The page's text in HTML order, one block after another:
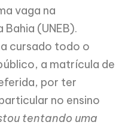
vaga na
(UNEB).
cursado todo o
a matrícula de
por ter
no ensino
tentando uma